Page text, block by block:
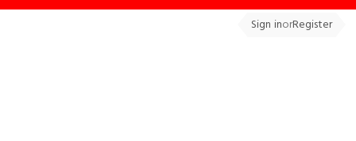
Sign inorRegister